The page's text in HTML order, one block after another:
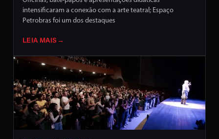
intensificaram a conexão com a arte teatral; Espaço
Petrobras foi um dos destaques
LEIA MAIS →